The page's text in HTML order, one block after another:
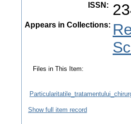
ISSN :
Appears in Collections:
Files in This Item:
Show full item record